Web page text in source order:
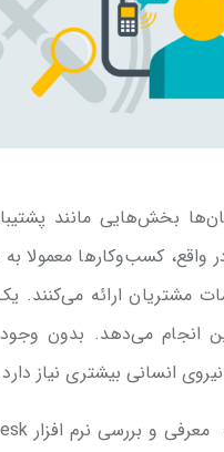
بخش‌هایی مانند
واقع، کسب‌وکارها معمولا
انجام می‌دهد. بدون
انسانی بیشتری نیاز